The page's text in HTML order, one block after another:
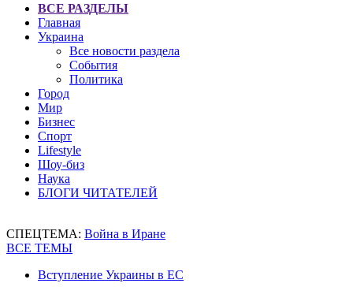
ВСЕ РАЗДЕЛЫ
Главная
Украина
Все новости раздела
События
Политика
Город
Мир
Бизнес
Спорт
Lifestyle
Шоу-биз
Наука
БЛОГИ ЧИТАТЕЛЕЙ
СПЕЦТЕМА: Война в Иране
ВСЕ ТЕМЫ
Вступление Украины в ЕС